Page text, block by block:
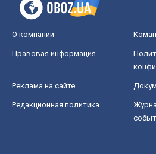
О компании
Правовая информация
Реклама на сайте
Редакционная политика